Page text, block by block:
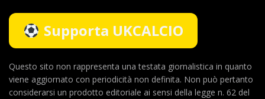
Supporta UKCALCIO
Questo sito non rappresenta una testata giornalistica in quanto
viene aggiornato con periodicità non definita. Non può pertanto
considerarsi un prodotto editoriale ai sensi della legge n. 62 del